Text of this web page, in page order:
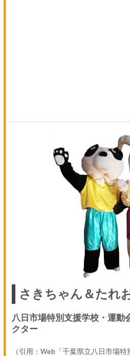
さきちゃん＆たれ
八日市場特別支援学校・運動
クター
（引用：Web「千葉県立八日市場